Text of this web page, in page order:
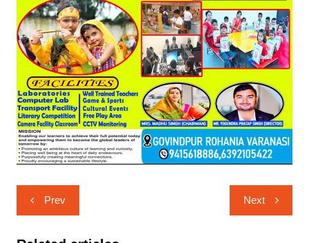
Post
navigation
Prev Next